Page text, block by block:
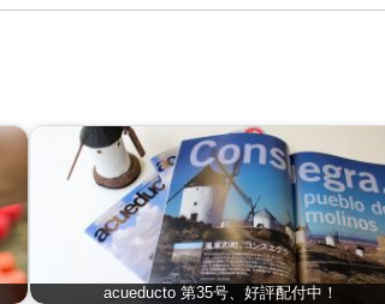
acueducto 第35号、好評配付中！